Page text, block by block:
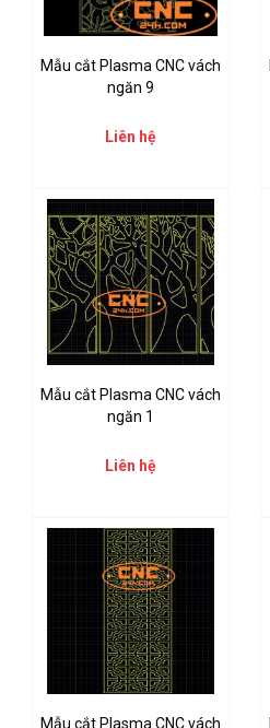
Mẫu cắt Plasma CNC vách
ngăn 9
Liên hệ
Mẫu cắt Plasma CNC vách
ngăn 1
Liên hệ
Mẫu cắt Plasma CNC vách